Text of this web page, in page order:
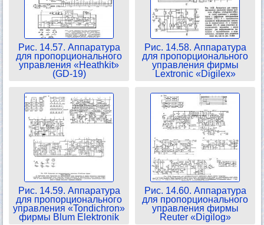
Рис. 14.57. Аппаратура
для пропорционального
управления «Heathkit»
(GD-19)
Рис. 14.58. Аппаратура
для пропорционального
управления фирмы
Lextronic «Digilex»
Рис. 14.59. Аппаратура
для пропорционального
управления «Tondichron»
фирмы Blum Elektronik
Рис. 14.60. Аппаратура
для пропорционального
управления фирмы
Reuter «Digilog»